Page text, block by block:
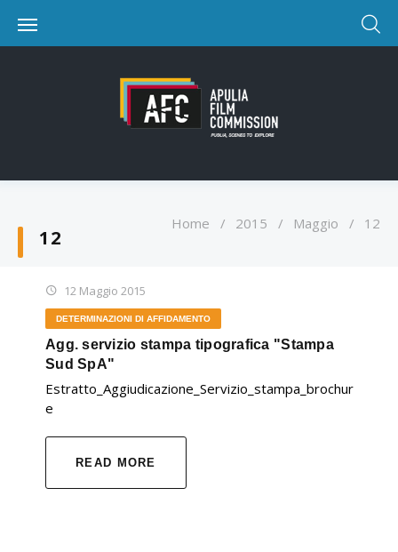
12
Home / 2015 / Maggio / 12
12 Maggio 2015
DETERMINAZIONI DI AFFIDAMENTO
Agg. servizio stampa tipografica "Stampa
Sud SpA"
Estratto_Aggiudicazione_Servizio_stampa_brochur
e
READ MORE